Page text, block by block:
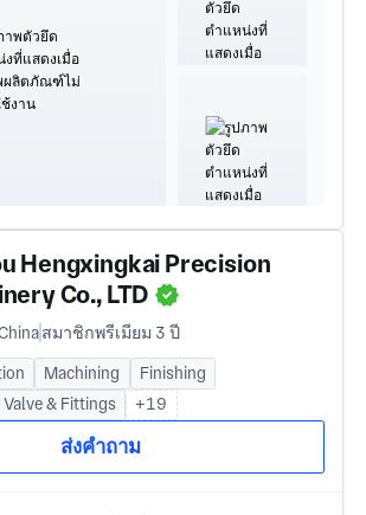
Hengxingkai Precision
Co., LTD
สมาชิกพรีเมียม 3 ปี
Machining
Finishing
Valve & Fittings
+19
ส่งคำถาม